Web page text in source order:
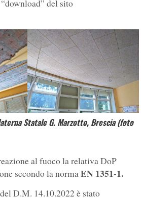
del sito
Statale G. Marzotto, Brescia (foto
al fuoco la relativa DoP
secondo la normaEN 1351-1.
D.M. 14.10.2022 è stato